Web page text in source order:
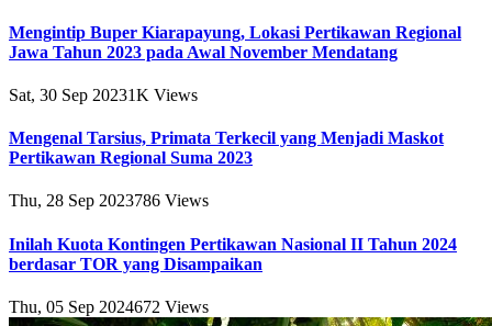
Mengintip Buper Kiarapayung, Lokasi Pertikawan Regional
Jawa Tahun 2023 pada Awal November Mendatang
Sat, 30 Sep 20231K Views
Mengenal Tarsius, Primata Terkecil yang Menjadi Maskot
Pertikawan Regional Suma 2023
Thu, 28 Sep 2023786 Views
Inilah Kuota Kontingen Pertikawan Nasional II Tahun 2024
berdasar TOR yang Disampaikan
Thu, 05 Sep 2024672 Views